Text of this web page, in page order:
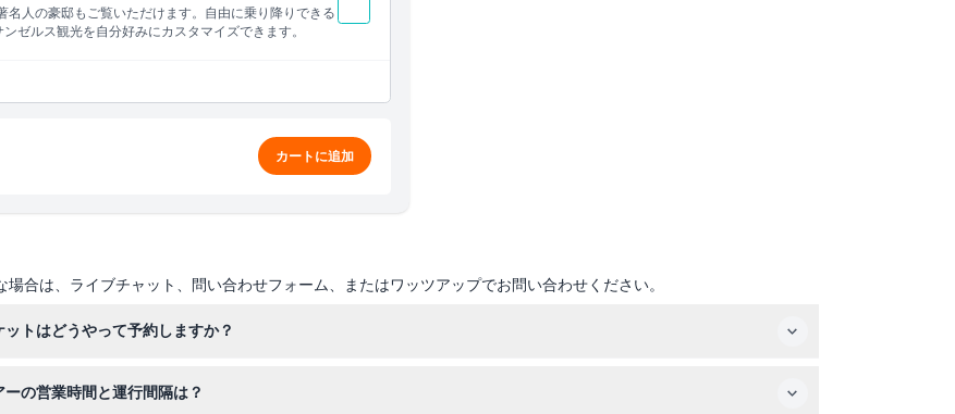
人の豪邸もご覧いただけます。自由に乗り降りできる
ゼルス観光を自分好みにカスタマイズできます。
カートに追加
合は、ライブチャット、問い合わせフォーム、またはワッツアップでお問い合わせください。
トはどうやって予約しますか？
の営業時間と運行間隔は？